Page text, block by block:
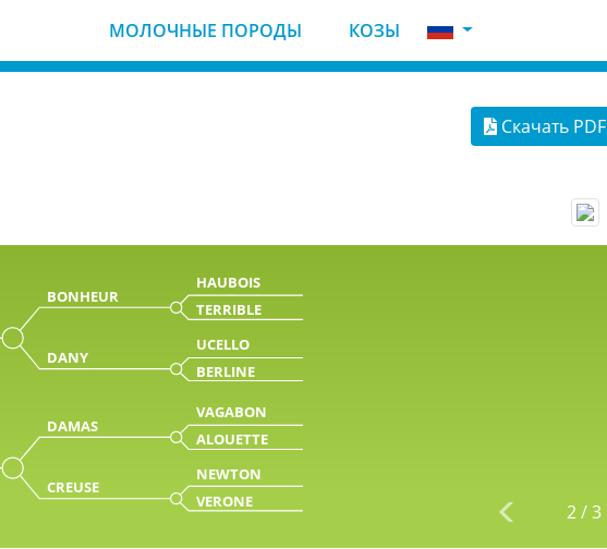
МОЛОЧНЫЕ ПОРОДЫ КОЗЫ
Скачать PDF
BONHEUR
HAUBOIS
TERRIBLE
DANY
UCELLO
BERLINE
DAMAS
VAGABON
ALOUETTE
CREUSE
NEWTON
VERONE
2/3